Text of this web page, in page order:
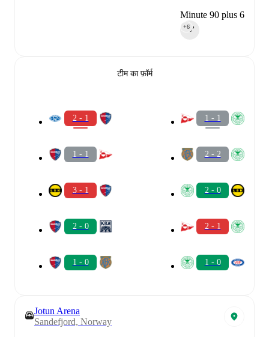
Minute 90 plus 6
90‎’‎
+6
टीम का फ़ॉर्म
2 - 1
1 - 1
3 - 1
2 - 0
1 - 0
1 - 1
2 - 2
2 - 0
2 - 1
1 - 0
Jotun Arena
Sandefjord, Norway